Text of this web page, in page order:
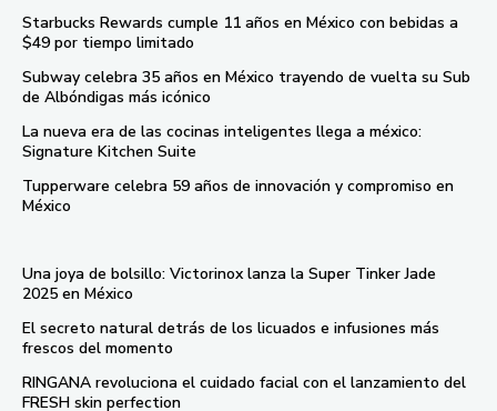
Starbucks Rewards cumple 11 años en México con bebidas a
$49 por tiempo limitado
Subway celebra 35 años en México trayendo de vuelta su Sub
de Albóndigas más icónico
La nueva era de las cocinas inteligentes llega a méxico:
Signature Kitchen Suite
Tupperware celebra 59 años de innovación y compromiso en
México
Una joya de bolsillo: Victorinox lanza la Super Tinker Jade
2025 en México
El secreto natural detrás de los licuados e infusiones más
frescos del momento
RINGANA revoluciona el cuidado facial con el lanzamiento del
FRESH skin perfection